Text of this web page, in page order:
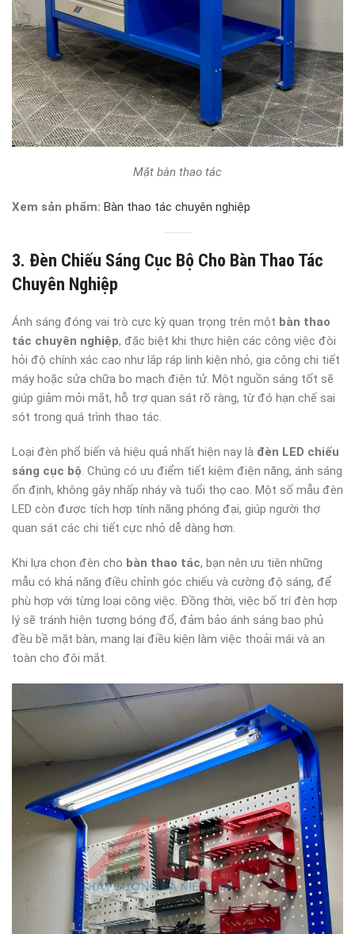
Mặt bàn thao tác
Xem sản phẩm: Bàn thao tác chuyên nghiệp
3. Đèn Chiếu Sáng Cục Bộ Cho Bàn Thao Tác
Chuyên Nghiệp
Ánh sáng đóng vai trò cực kỳ quan trọng trên một bàn thao
tác chuyên nghiệp, đặc biệt khi thực hiện các công việc đòi
hỏi độ chính xác cao như lắp ráp linh kiện nhỏ, gia công chi tiết
máy hoặc sửa chữa bo mạch điện tử. Một nguồn sáng tốt sẽ
giúp giảm mỏi mắt, hỗ trợ quan sát rõ ràng, từ đó hạn chế sai
sót trong quá trình thao tác.
Loại đèn phổ biến và hiệu quả nhất hiện nay là đèn LED chiếu
sáng cục bộ. Chúng có ưu điểm tiết kiệm điện năng, ánh sáng
ổn định, không gây nhấp nháy và tuổi thọ cao. Một số mẫu đèn
LED còn được tích hợp tính năng phóng đại, giúp người thợ
quan sát các chi tiết cực nhỏ dễ dàng hơn.
Khi lựa chọn đèn cho bàn thao tác, bạn nên ưu tiên những
mẫu có khả năng điều chỉnh góc chiếu và cường độ sáng, để
phù hợp với từng loại công việc. Đồng thời, việc bố trí đèn hợp
lý sẽ tránh hiện tượng bóng đổ, đảm bảo ánh sáng bao phủ
đều bề mặt bàn, mang lại điều kiện làm việc thoải mái và an
toàn cho đôi mắt.